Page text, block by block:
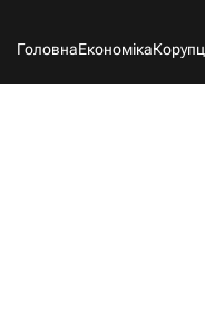
ГоловнаЕкономіка